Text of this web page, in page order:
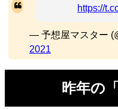
https://
— 予想屋マスター
2021
昨年の